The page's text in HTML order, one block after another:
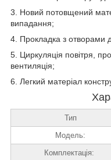
3. Новий потовщений
випадання;
4. Прокладка з отворами
5. Циркуляція повітря,
вентиляція;
6. Легкий матеріал
Тип
Модель:
Комплектація: